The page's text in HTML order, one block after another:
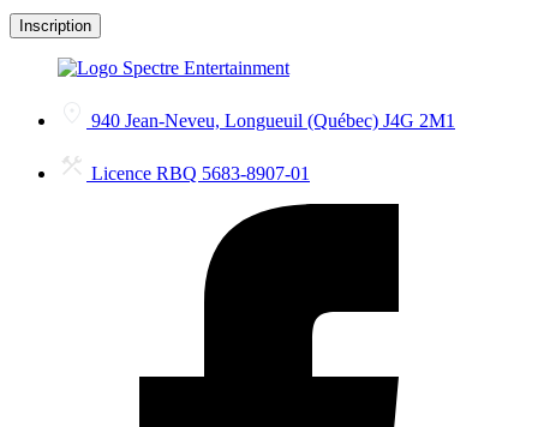
Inscription
940 Jean-Neveu, Longueuil (Québec) J4G 2M1
Licence RBQ 5683-8907-01